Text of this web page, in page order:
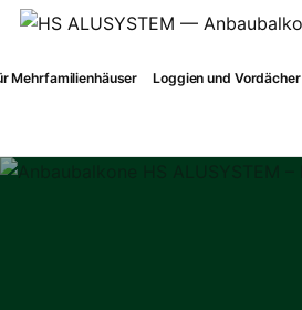
Mehrfamilienhäuser Loggien und Vordächer